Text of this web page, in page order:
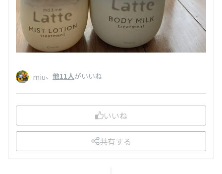
miu、 他11人がいいね
いいね
共有する